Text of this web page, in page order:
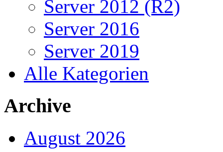
Server 2012 (R2)
Server 2016
Server 2019
Alle Kategorien
Archive
August 2026